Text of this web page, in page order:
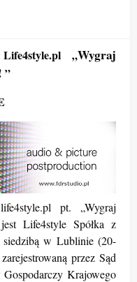
„Wygraj
”
pt. „Wygraj
Life4style Spółka z
siedzibą w Lublinie (20-
przez Sąd
Krajowego